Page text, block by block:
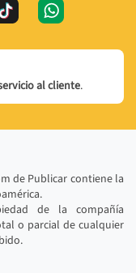
al cliente.
de Publicar contiene la
de la compañía
o parcial de cualquier